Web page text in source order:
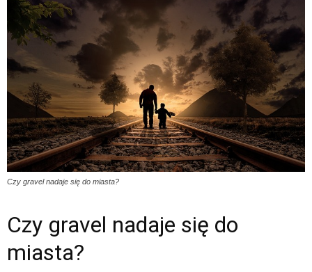
Czy gravel nadaje się do miasta?
Czy gravel nadaje się do
miasta?